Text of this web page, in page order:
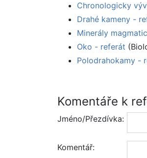
Chronologicky
Drahé kameny -
Minerály
Oko - referát
Polodrahokamy -
Komentáře k
Jméno/Přezdívka:
Komentář: